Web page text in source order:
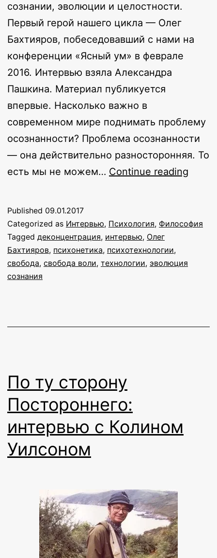
сознании, эволюции и целостности.
Первый герой нашего цикла — Олег
Бахтияров, побеседовавший с нами на
конференции «Ясный ум» в феврале
2016. Интервью взяла Александра
Пашкина. Материал публикуется
впервые. Насколько важно в
современном мире поднимать проблему
осознанности? Проблема осознанности
— она действительно разносторонняя. То
есть мы не можем… Continue reading
Published 09.01.2017
Categorized as Интервью, Психология, Философия
Tagged деконцентрация, интервью, Олег
Бахтияров, психонетика, психотехнологии,
свобода, свобода воли, технологии, эволюция
сознания
По ту сторону
Постороннего:
интервью с Колином
Уилсоном